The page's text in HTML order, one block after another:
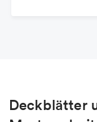
Deckblätter